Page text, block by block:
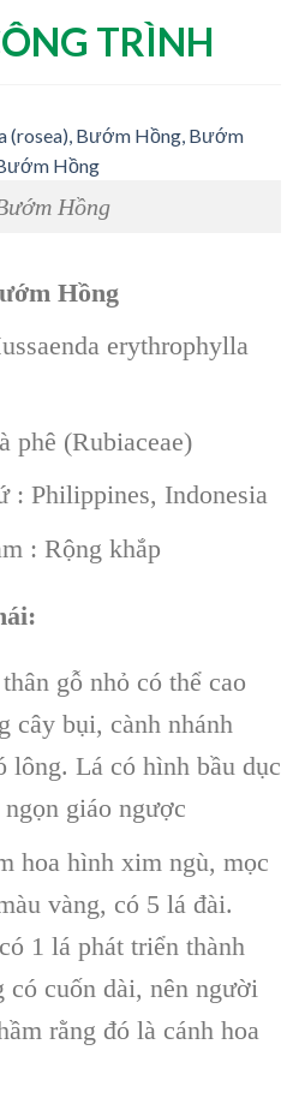
Hồng
Hồng
erythrophylla
(Rubiaceae)
: Philippines, Indonesia
: Rộng khắp
gỗ nhỏ có thể cao
cây bụi, cành nhánh
lông. Lá có hình bầu dục
giáo ngược
hoa hình xim ngù, mọc
vàng, có 5 lá đài.
1 lá phát triển thành
có cuốn dài, nên người
rằng đó là cánh hoa